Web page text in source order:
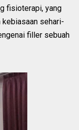
fisioterapi, yang
kebiasaan sehari-
filler sebuah